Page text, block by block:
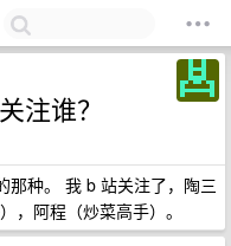
注谁？
那种。 我 b 站关注了，陶三
，阿程（炒菜高手）。